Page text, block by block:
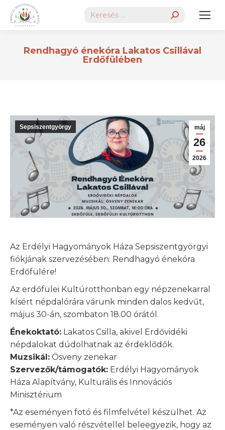
Search:
Rendhagyó énekóra Lakatos Csillával
Erdőfülében
máj
26
2026
Sepsiszentgyörgy
Az Erdélyi Hagyományok Háza Sepsiszentgyörgyi
fiókjának szervezésében: Rendhagyó énekóra
Erdőfülére!
Az erdőfülei Kultúrotthonban egy népzenekarral
kísért népdalórára várunk minden dalos kedvűt,
május 30-án, szombaton 18.00 órától.
Énekoktató: Lakatos Csilla, akivel Erdővidéki
népdalokat dúdolhatnak az érdeklődők.
Muzsikál: Ösveny zenekar
Szervezők/támogatók: Erdélyi Hagyományok
Háza Alapítvány, Kulturális és Innovációs
Minisztérium
*Az eseményen fotó és filmfelvétel készülhet. Az
eseményen való részvétellel beleegyezik, hogy az